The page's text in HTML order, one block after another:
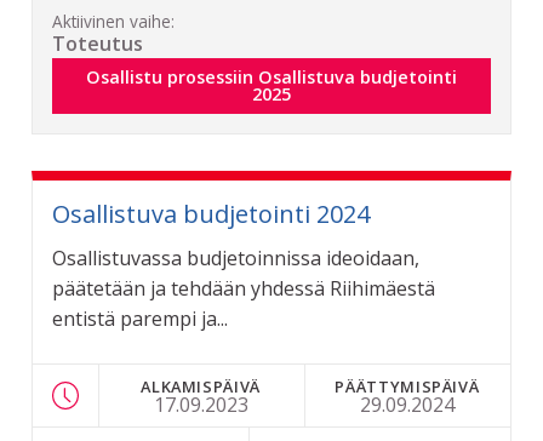
Aktiivinen vaihe:
Toteutus
Osallistu prosessiin Osallistuva budjetointi 2025
Osallistu prosessiin Osallistuva budjetointi
2025
Osallistuva budjetointi 2024
Osallistuvassa budjetoinnissa ideoidaan,
päätetään ja tehdään yhdessä Riihimäestä
entistä parempi ja...
ALKAMISPÄIVÄ
17.09.2023
PÄÄTTYMISPÄIVÄ
29.09.2024